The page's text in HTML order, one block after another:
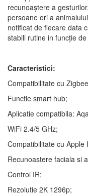
recunoaștere a
persoane ori a
notificat de fiecare data
stabili rutine in funcție
Caracteristici:
Compatibilitate cu
Functie smart hub;
Aplicatie compatibila:
WiFi 2.4/5 GHz;
Compatibilitate cu Apple
Recunoastere faciala si
Control IR;
Rezolutie 2K 1296p;